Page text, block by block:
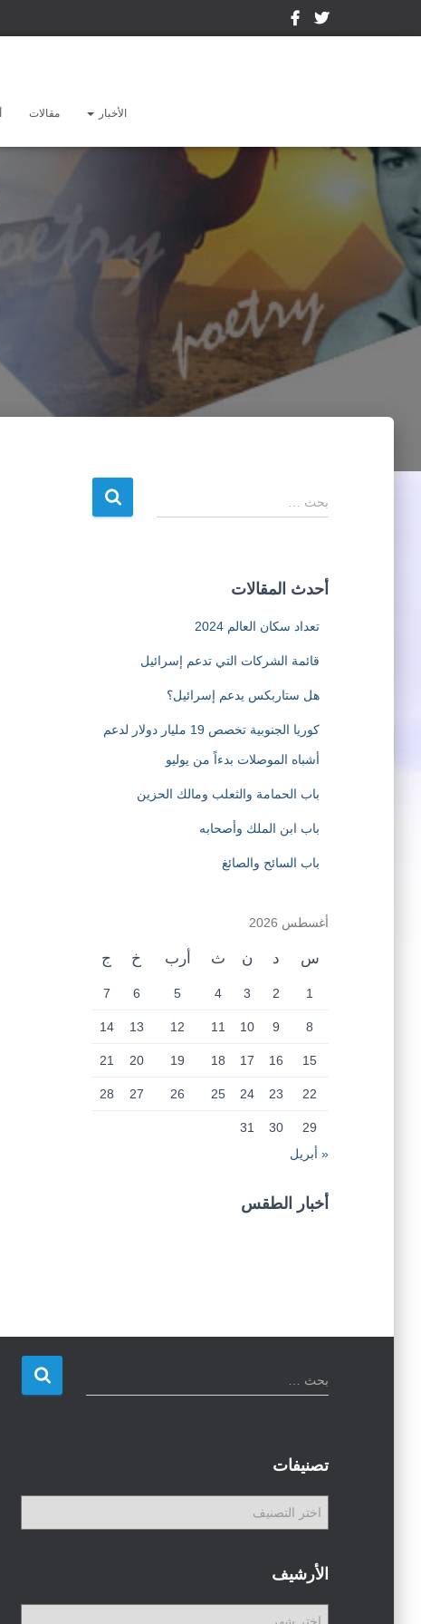
الأخبار مقالات
ل
ث
ع
بحث …
أحدث المقالات
تعداد سكان العالم 2024
قائمة الشركات التي تدعم إسرائيل
هل ستاربكس يدعم إسرائيل؟
كوريا الجنوبية تخصص 19 مليار دولار لدعم
أشباه الموصلات بدءاً من يوليو
باب الحمامة والثعلب ومالك الحزين
باب ابن الملك وأصحابه
باب السائح والصائغ
أغسطس 2026
س د ن ث أرب خ ج
1
2
3
4
5
6
7
8
9
10
11
12
13
14
15
16
17
18
19
20
21
22
23
24
25
26
27
28
29
30
31
« أبريل
أخبار الطقس
ل
ع
ن
بحث …
تصنيفات
ي
ف
ا
الأرشيف